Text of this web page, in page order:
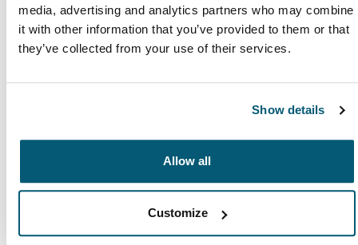
media, advertising and analytics partners who may combine
it with other information that you’ve provided to them or that
they’ve collected from your use of their services.
Show details
Allow all
Customize
ПодробнееОткрывается в новой вкладке